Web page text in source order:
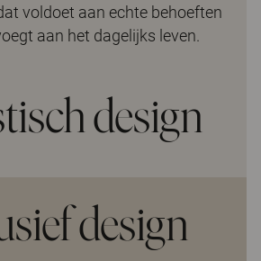
voldoet aan echte behoeften
aan het dagelijks leven.
design
design